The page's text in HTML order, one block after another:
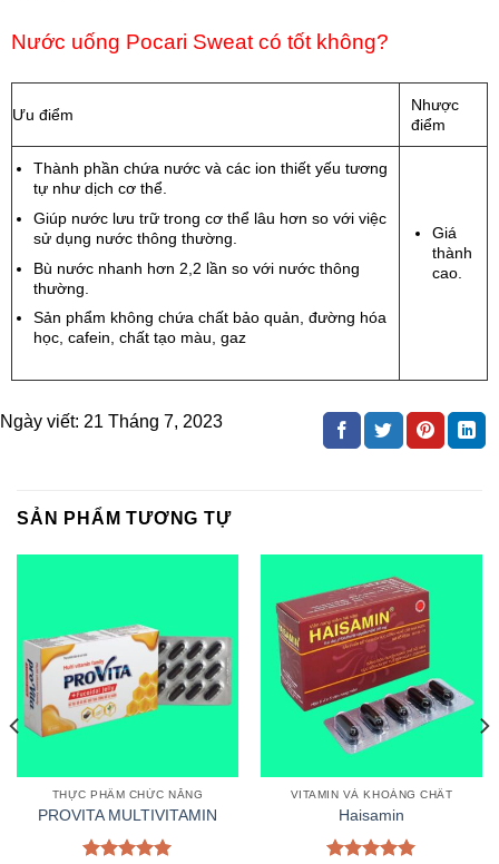
Nước uống Pocari Sweat có tốt không?
Ưu điểm
Nhược
điểm
Thành phần chứa nước và các ion thiết yếu tương
tự như dịch cơ thể.
Giúp nước lưu trữ trong cơ thể lâu hơn so với việc
sử dụng nước thông thường.
Bù nước nhanh hơn 2,2 lần so với nước thông
thường.
Sản phẩm không chứa chất bảo quản, đường hóa
học, cafein, chất tạo màu, gaz
Giá
thành
cao.
Ngày viết: 21 Tháng 7, 2023
SẢN PHẨM TƯƠNG TỰ
THỰC PHẨM CHỨC NĂNG
PROVITA MULTIVITAMIN
VITAMIN VÀ KHOÁNG CHẤT
Haisamin